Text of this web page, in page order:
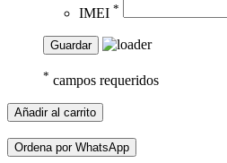
IMEI *
Guardar
* campos requeridos
Añadir al carrito
Ordena por WhatsApp